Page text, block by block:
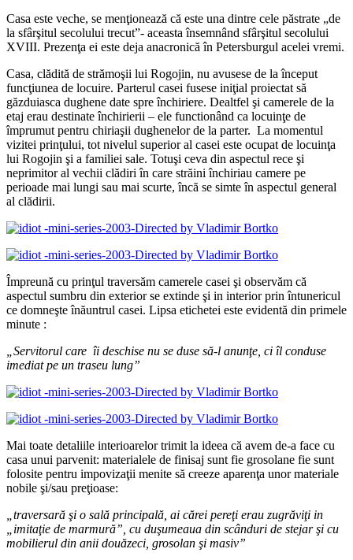
Casa este veche, se menţionează că este una dintre cele păstrate „de
la sfârşitul secolului trecut”- aceasta însemnând sfârşitul secolului
XVIII. Prezenţa ei este deja anacronică în Petersburgul acelei vremi.
Casa, clădită de strămoşii lui Rogojin, nu avusese de la început
funcţiunea de locuire. Parterul casei fusese iniţial proiectat să
găzduiasca dughene date spre închiriere. Dealtfel şi camerele de la
etaj erau destinate închirierii – ele functionând ca locuinţe de
împrumut pentru chiriaşii dughenelor de la parter. La momentul
vizitei prinţului, tot nivelul superior al casei este ocupat de locuinţa
lui Rogojin şi a familiei sale. Totuşi ceva din aspectul rece şi
neprimitor al vechii clădiri în care străini închiriau camere pe
perioade mai lungi sau mai scurte, încă se simte în aspectul general
al clădirii.
Împreună cu prinţul traversăm camerele casei şi observăm că
aspectul sumbru din exterior se extinde şi in interior prin întunericul
ce domneşte înăuntrul casei. Lipsa etichetei este evidentă din primele
minute :
„Servitorul care îi deschise nu se duse să-l anunţe, ci îl conduse
imediat pe un traseu lung”
Mai toate detaliile interioarelor trimit la ideea că avem de-a face cu
casa unui parvenit: materialele de finisaj sunt fie grosolane fie sunt
folosite pentru impovizaţii menite să creeze aparenţa unor materiale
nobile şi/sau preţioase:
„traversară şi o sală principală , ai cărei pereţi erau zugrăviţi in
„imitaţie de marmură”, cu duşumeaua din scânduri de stejarşi cu
mobilierul din anii douăzeci, grosolan şi masiv”